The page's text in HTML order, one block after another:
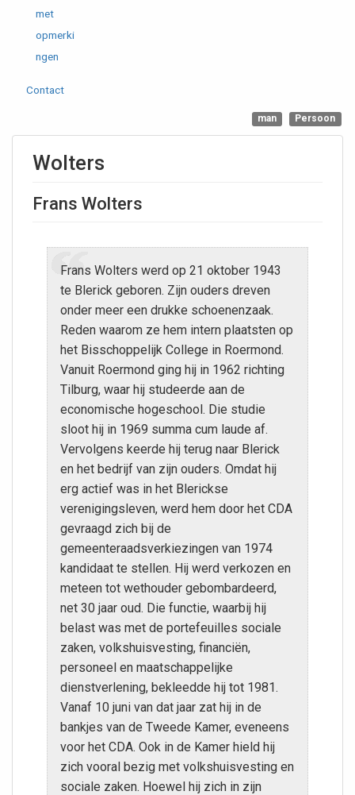
met
opmerki
ngen
Contact
man Persoon
Wolters
Frans Wolters
Frans Wolters werd op 21 oktober 1943
te Blerick geboren. Zijn ouders dreven
onder meer een drukke schoenenzaak.
Reden waarom ze hem intern plaatsten op
het Bisschoppelijk College in Roermond.
Vanuit Roermond ging hij in 1962 richting
Tilburg, waar hij studeerde aan de
economische hogeschool. Die studie
sloot hij in 1969 summa cum laude af.
Vervolgens keerde hij terug naar Blerick
en het bedrijf van zijn ouders. Omdat hij
erg actief was in het Blerickse
verenigingsleven, werd hem door het CDA
gevraagd zich bij de
gemeenteraadsverkiezingen van 1974
kandidaat te stellen. Hij werd verkozen en
meteen tot wethouder gebombardeerd,
net 30 jaar oud. Die functie, waarbij hij
belast was met de portefeuilles sociale
zaken, volkshuisvesting, financiën,
personeel en maatschappelijke
dienstverlening, bekleedde hij tot 1981.
Vanaf 10 juni van dat jaar zat hij in de
bankjes van de Tweede Kamer, eveneens
voor het CDA. Ook in de Kamer hield hij
zich vooral bezig met volkshuisvesting en
sociale zaken. Hoewel hij zich in zijn